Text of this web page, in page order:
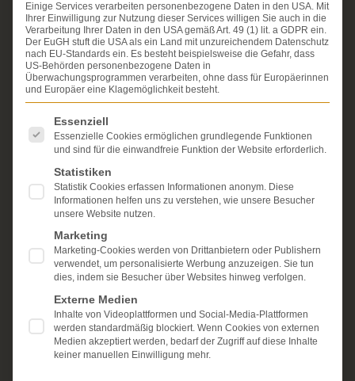
Seit über 25 Jahren vertreten wir als Fachanwälte
ausschließlich Geschädigte bei schweren
Personenschäden. Wir verfügen über ausgewiesene
Erfahrung im Arzthaftungsrecht, bei Unfallfolgen und
bei der Durchsetzung von Schmerzensgeld- und
Schadensersatzansprüchen.
im Mittelpunkt.
Mehr erfahren:
Unsere Kanzlei
Schmerzensgeld
Einige Services verarbeiten personenbezogene Daten in den USA. Mit
Ihrer Einwilligung zur Nutzung dieser Services willigen Sie auch in die
Verarbeitung Ihrer Daten in den USA gemäß Art. 49 (1) lit. a GDPR ein.
Der EuGH stuft die USA als ein Land mit unzureichendem Datenschutz
nach EU-Standards ein. Es besteht beispielsweise die Gefahr, dass
US-Behörden personenbezogene Daten in
Überwachungsprogrammen verarbeiten, ohne dass für Europäerinnen
und Europäer eine Klagemöglichkeit besteht.
Es folgt eine Liste der Service-Gruppen, für die eine
Essenziell
Essenzielle Cookies ermöglichen grundlegende Funktionen
und sind für die einwandfreie Funktion der Website erforderlich.
Statistiken
Statistik Cookies erfassen Informationen anonym. Diese
Informationen helfen uns zu verstehen, wie unsere Besucher
unsere Website nutzen.
Marketing
Marketing-Cookies werden von Drittanbietern oder Publishern
verwendet, um personalisierte Werbung anzuzeigen. Sie tun
dies, indem sie Besucher über Websites hinweg verfolgen.
Externe Medien
Inhalte von Videoplattformen und Social-Media-Plattformen
werden standardmäßig blockiert. Wenn Cookies von externen
Medien akzeptiert werden, bedarf der Zugriff auf diese Inhalte
keiner manuellen Einwilligung mehr.